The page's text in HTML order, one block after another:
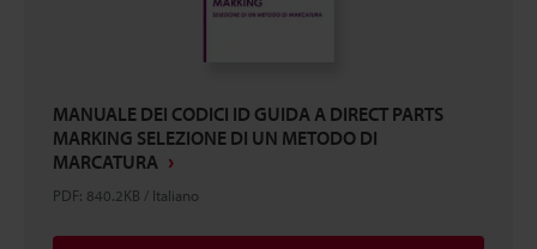
MANUALE DEI CODICI ID GUIDA A DIRECT PARTS
MARKING SELEZIONE DI UN METODO DI
MARCATURA
PDF: 840.2KB / Italiano